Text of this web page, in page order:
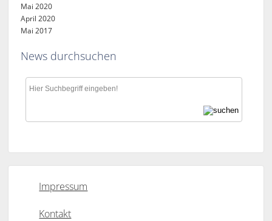
Mai 2020
April 2020
Mai 2017
News durchsuchen
Impressum
Kontakt